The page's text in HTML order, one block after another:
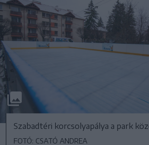
Szabadtéri korcsolyapálya a park
FOTÓ: CSATÓ ANDREA